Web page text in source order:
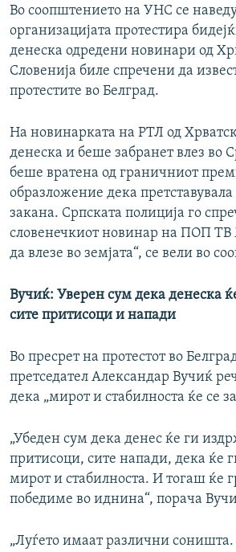
Во соопштението на УНС се
организацијата протестира
денеска одредени новинари од
Словенија биле спречени да
протестите во Белград.
На новинарката на РТЛ од
денеска и беше забранет влез во
беше вратена од граничниот
образложение дека претставувала
закана. Српската полиција го
словенечкиот новинар на ПОП ТВ
да влезе во земјата“, се вели во
Вучиќ: Уверен сум дека денеска
сите притисоци и напади
Во пресрет на протестот во
претседател Александар Вучиќ
дека „мирот и стабилноста ќе се
„Убеден сум дека денес ќе ги
притисоци, сите напади, дека ќе
мирот и стабилноста. И тогаш ќе
победиме во иднина“, порача
„Луѓето имаат различни